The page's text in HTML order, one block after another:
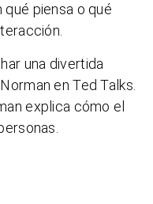
qué piensa o qué
una divertida
en Ted Talks.
explica cómo el